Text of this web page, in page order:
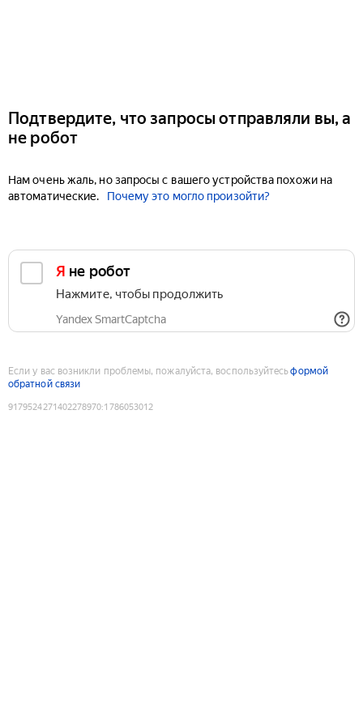
Подтвердите, что запросы отправляли вы, а
не робот
Нам очень жаль, но запросы с вашего устройства похожи на
автоматические.
Почему это могло произойти?
Я не робот
Нажмите, чтобы продолжить
Yandex SmartCaptcha
Если у вас возникли проблемы, пожалуйста, воспользуйтесьформой
обратной связи
9179524271402278970:1786053012